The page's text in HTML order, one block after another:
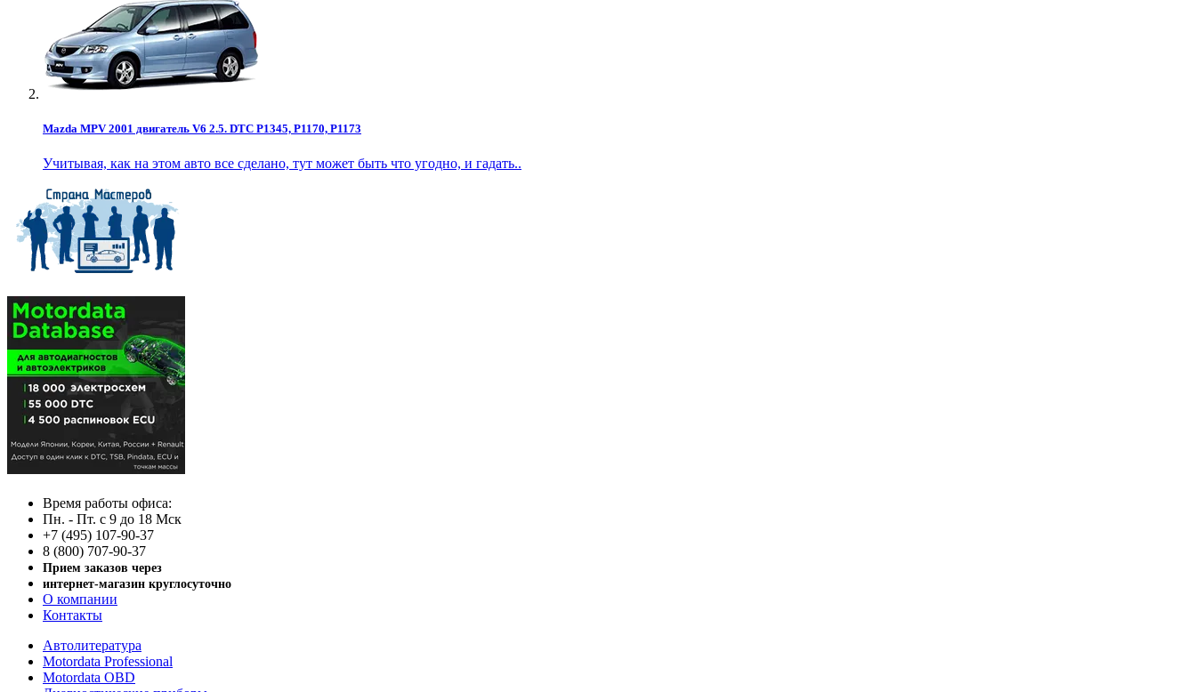
Mazda MPV 2001 двигатель V6 2.5. DTC P1345, P1170, P1173
Учитывая, как на этом авто все сделано, тут может быть что угодно, и гадать..
Время работы офиса:
Пн. - Пт. с 9 до 18 Мск
+7 (495) 107-90-37
8 (800) 707-90-37
Прием заказов через
интернет-магазин круглосуточно
О компании
Контакты
Автолитература
Motordata Professional
Motordata OBD